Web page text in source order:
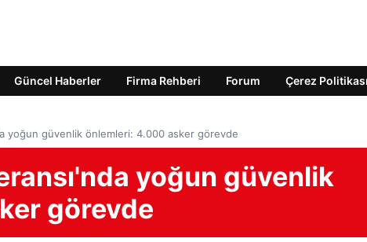
Güncel Haberler Firma Rehberi Forum Çerez Politikası
yoğun güvenlik önlemleri: 4.000 asker görevde
yoğun güvenlik
görevde